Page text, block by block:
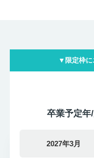
▼限定枠に
卒業予定年/
2027年3月